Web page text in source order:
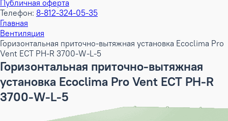
Публичная оферта
Телефон: 8-812-324-05-35
Главная
Вентиляция
Горизонтальная приточно-вытяжная установка Ecoclima Pro
Vent ECT PH-R 3700-W-L-5
Горизонтальная приточно-вытяжная
установка Ecoclima Pro Vent ECT PH-R
3700-W-L-5